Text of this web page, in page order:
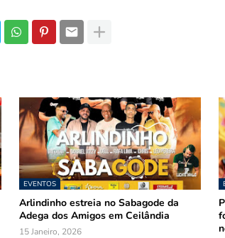
EVENTOS
Arlindinho estreia no Sabagode da
Adega dos Amigos em Ceilândia
15 Janeiro, 2026